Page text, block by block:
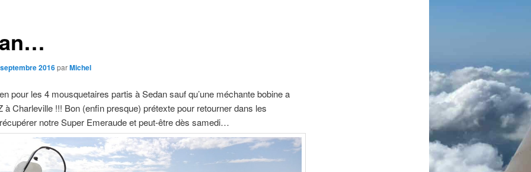
2016parMichel
pour les 4 mousquetaires partis à Sedan sauf qu’une méchante bobine a
à Charleville !!! Bon (enfin presque) prétexte pour retourner dans les
notre Super Emeraude et peut-être dès samedi…